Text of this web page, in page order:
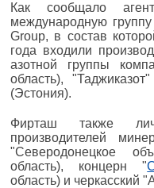
Как сообщало
международную
Group, в состав
года входили
азотной группы
область),
(Эстония).
Фирташ также
производителей
"Северодонецкое
область), концерн "
область) и черкасский